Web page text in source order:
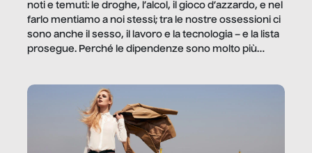
noti e temuti: le droghe, l’alcol, il gioco d’azzardo, e nel
farlo mentiamo a noi stessi; tra le nostre ossessioni ci
sono anche il sesso, il lavoro e la tecnologia – e la lista
prosegue. Perché le dipendenze sono molto più
trae un guadagno. In questo reportage vediamo
quale e come.